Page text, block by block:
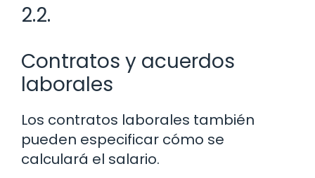
2.2.
Contratos y acuerdos
laborales
Los contratos laborales también
pueden especificar cómo se
calculará el salario.